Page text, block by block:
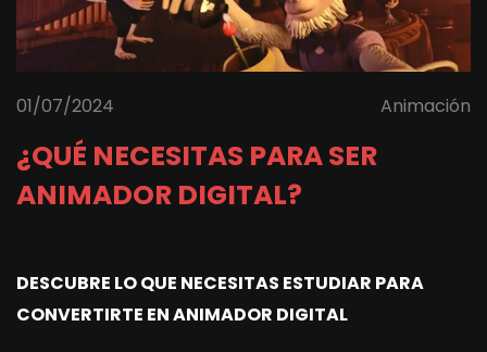
01/07/2024 Animación
¿QUÉ NECESITAS PARA SER
ANIMADOR DIGITAL?
DESCUBRE LO QUE NECESITAS ESTUDIAR PARA
CONVERTIRTE EN ANIMADOR DIGITAL